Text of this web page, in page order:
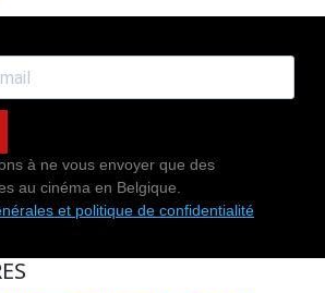
à ne vous envoyer que des
au cinéma en Belgique.
et politique de confidentialité